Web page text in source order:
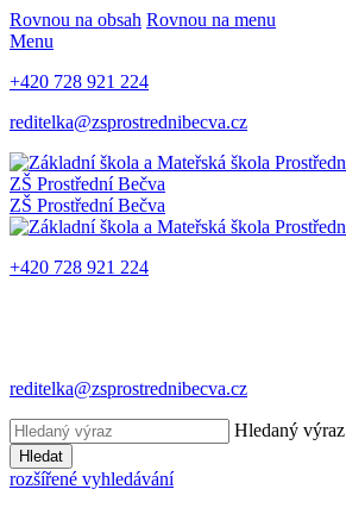
Rovnou na obsah Rovnou na menu
Menu
+420 728 921 224
reditelka@zsprostrednibecva.cz
ZŠ Prostřední Bečva
ZŠ Prostřední Bečva
+420 728 921 224
reditelka@zsprostrednibecva.cz
Hledaný výraz
Hledat
rozšířené vyhledávání